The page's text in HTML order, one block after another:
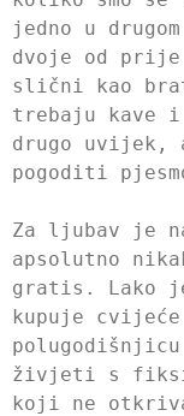
jedno u
dvoje od
slični kao
trebaju kave i
drugo uvijek,
pogoditi
Za ljubav je
apsolutno
gratis. Lako
kupuje
živjeti s
koji ne